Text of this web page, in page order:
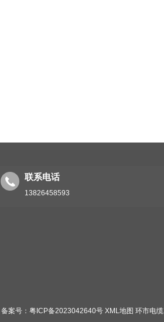
联系电话
13826458593
备案号：粤ICP备2023042640号 XML地图 环市电缆